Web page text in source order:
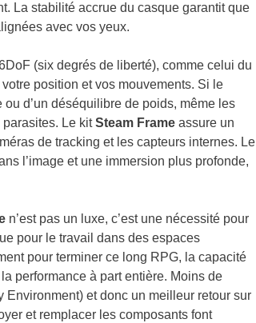
La stabilité accrue du casque garantit que
avec vos yeux.
(six degrés de liberté), comme celui du
position et vos mouvements. Si le
d’un déséquilibre de poids, même les
Le kitSteam Frameassure un
de tracking et les capteurs internes. Le
l’image et une immersion plus profonde,
n’est pas un luxe, c’est une nécessité pour
pour le travail dans des espaces
pour terminer ce long RPG, la capacité
performance à part entière. Moins de
et donc un meilleur retour sur
et remplacer les composants font